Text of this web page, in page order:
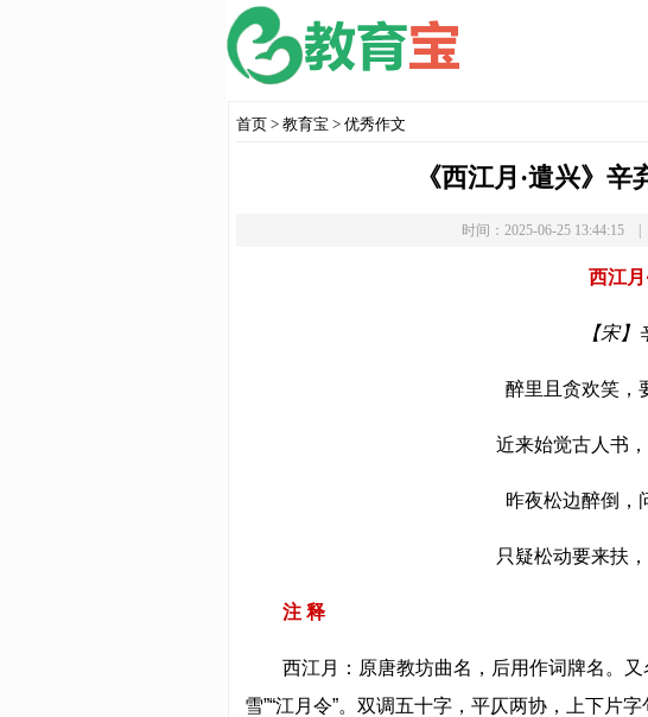
首页 > 教育宝 > 优秀作文
《西江月·遣兴》
时间：2025-06-25 13:44:15
西江月
【宋】
醉里且贪欢笑，
近来始觉古人书
昨夜松边醉倒，
只疑松动要来扶
注 释
西江月：原唐教坊曲名，后用作词牌名。又
雪”“江月令”。双调五十字，平仄两协，上下片字